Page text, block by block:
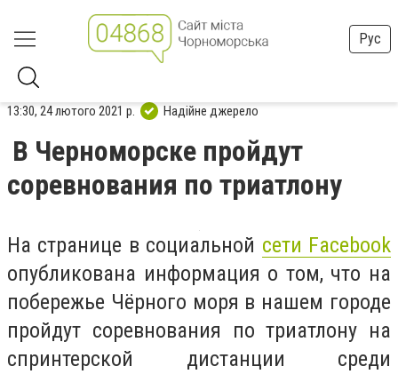
Рус
13:30, 24 лютого 2021 р. Надійне джерело
В Черноморске пройдут
соревнования по триатлону
На странице в социальной сети Facebook
опубликована информация о том, что на
побережье Чёрного моря в нашем городе
пройдут соревнования по триатлону на
спринтерской дистанции среди